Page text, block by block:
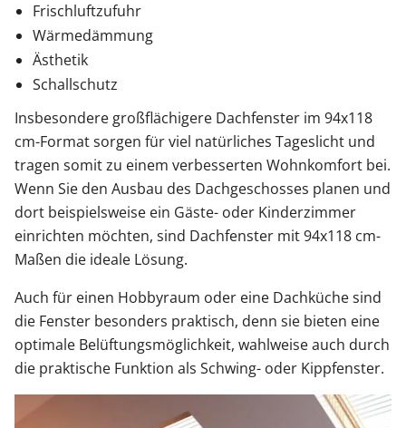
Frischluftzufuhr
Wärmedämmung
Ästhetik
Schallschutz
Insbesondere großflächigere Dachfenster im 94x118
cm-Format sorgen für viel natürliches Tageslicht und
tragen somit zu einem verbesserten Wohnkomfort bei.
Wenn Sie den Ausbau des Dachgeschosses planen und
dort beispielsweise ein Gäste- oder Kinderzimmer
einrichten möchten, sind Dachfenster mit 94x118 cm-
Maßen die ideale Lösung.
Auch für einen Hobbyraum oder eine Dachküche sind
die Fenster besonders praktisch, denn sie bieten eine
optimale Belüftungsmöglichkeit, wahlweise auch durch
die praktische Funktion als Schwing- oder Kippfenster.